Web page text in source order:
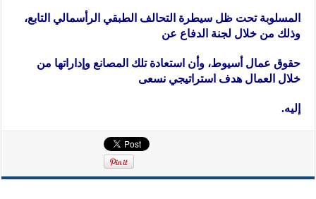
المسلوبة تحت ظل سيطرة التحالف الطبقي الرأسمالي التابع،
وذلك من خلال لجنة الدفاع عن
حقوق عمال أسيوط، وأن استعادة تلك المصانع وإداراتها من
خلال العمال هدف استراتيجي نسعى
إليه.